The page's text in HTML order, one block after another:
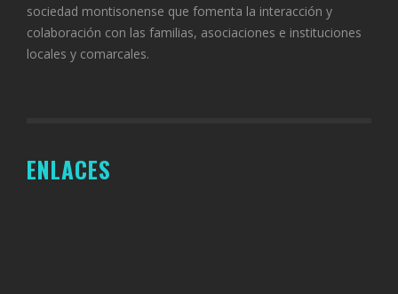
sociedad montisonense que fomenta la interacción y
colaboración con las familias, asociaciones e instituciones
locales y comarcales.
ENLACES